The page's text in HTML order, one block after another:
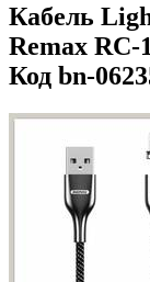
Кабель
Remax
Код bn-